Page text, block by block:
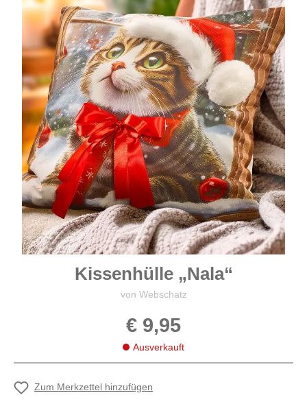
Kissenhülle „Nala“
von Webschatz
€ 9,95
Ausverkauft
Zum Merkzettel hinzufügen